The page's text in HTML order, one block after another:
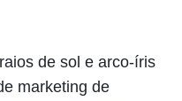
de sol e arco-íris
marketing de